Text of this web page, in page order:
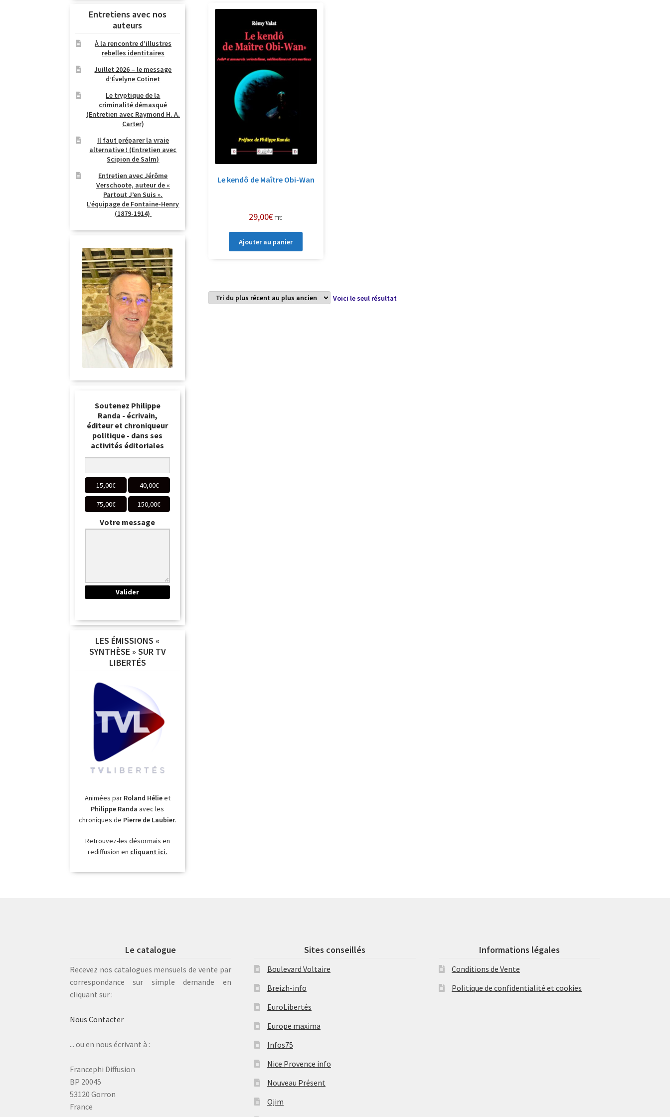
Le kendô de Maître Obi-Wan
29,00€ TTC
Ajouter au panier
Voici le seul résultat
Entretiens avec nos
auteurs
À la rencontre d’illustres
rebelles identitaires
Juillet 2026 – le message
d’Évelyne Cotinet
Le tryptique de la
criminalité démasqué
(Entretien avec Raymond H. A.
Carter)
Il faut préparer la vraie
alternative ! (Entretien avec
Scipion de Salm)
Entretien avec Jérôme
Verschoote, auteur de «
Partout J’en Suis ».
L’équipage de Fontaine-Henry
(1879-1914)
Soutenez Philippe
Randa - écrivain,
éditeur et chroniqueur
politique - dans ses
activités éditoriales
15,00€ 40,00€
75,00€ 150,00€
Votre message
LES ÉMISSIONS «
SYNTHÈSE » SUR TV
LIBERTÉS
Animées par Roland Hélieet
Philippe Randa avec les
chroniques de Pierre de Laubier.
Retrouvez-les désormais en
rediffusion en cliquant ici.
Le catalogue
Recevez nos catalogues mensuels de vente par
correspondance sur simple demande en
cliquant sur :
Nous Contacter
... ou en nous écrivant à :
Francephi Diffusion
BP 20045
53120 Gorron
France
Sites conseillés
Boulevard Voltaire
Breizh-info
EuroLibertés
Europe maxima
Infos75
Nice Provence info
Nouveau Présent
Ojim
Informations légales
Conditions de Vente
Politique de confidentialité et cookies